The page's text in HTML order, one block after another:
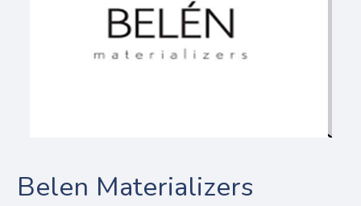
Belen Materializers